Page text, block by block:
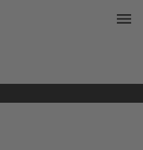
menu